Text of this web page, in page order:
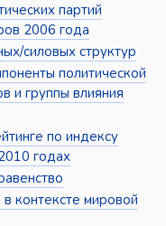
партий
2006 года
силовых структур
политической
и группы влияния
по индексу
годах
контексте мировой